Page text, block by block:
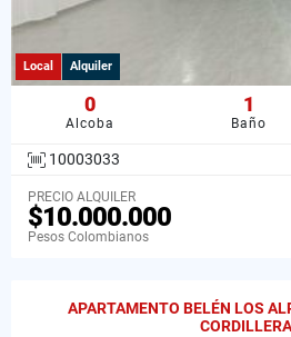
Local Alquiler
0
Alcoba
1
Baño
10003033
PRECIO ALQUILER
$10.000.000
Pesos Colombianos
APARTAMENTO BELÉN LOS